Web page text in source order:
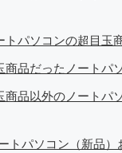
パソコンの超目玉
品だったノートパ
品以外のノートパ
トパソコン（新品）